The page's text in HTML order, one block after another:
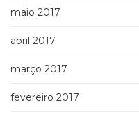
maio 2017
abril 2017
março 2017
fevereiro 2017